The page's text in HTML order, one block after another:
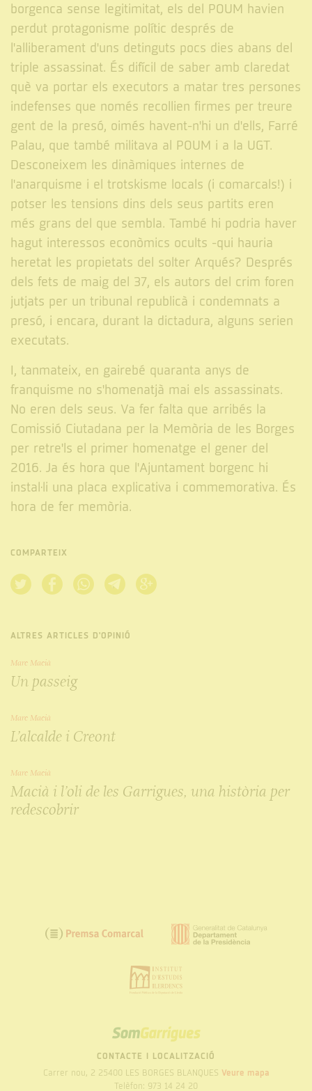
borgenca sense legitimitat, els del POUM havien
perdut protagonisme polític després de
l'alliberament d'uns detinguts pocs dies abans del
triple assassinat. És difícil de saber amb claredat
què va portar els executors a matar tres persones
indefenses que només recollien firmes per treure
gent de la presó, oimés havent-n'hi un d'ells, Farré
Palau, que també militava al POUM i a la UGT.
Desconeixem les dinàmiques internes de
l'anarquisme i el trotskisme locals (i comarcals!) i
potser les tensions dins dels seus partits eren
més grans del que sembla. També hi podria haver
hagut interessos econòmics ocults -qui hauria
heretat les propietats del solter Arqués? Després
dels fets de maig del 37, els autors del crim foren
jutjats per un tribunal republicà i condemnats a
presó, i encara, durant la dictadura, alguns serien
executats.
I, tanmateix, en gairebé quaranta anys de
franquisme no s'homenatjà mai els assassinats.
No eren dels seus. Va fer falta que arribés la
Comissió Ciutadana per la Memòria de les Borges
per retre'ls el primer homenatge el gener del
2016. Ja és hora que l'Ajuntament borgenc hi
instal·li una placa explicativa i commemorativa. És
hora de fer memòria.
COMPARTEIX
ALTRES ARTICLES D'OPINIÓ
Marc Macià
Un passeig
Marc Macià
L’alcalde i Creont
Marc Macià
Macià i l’oli de les Garrigues, una història per
redescobrir
SOM
GARRIGUES
CONTACTE I LOCALITZACIÓ
Carrer nou, 2 25400 LES BORGES BLANQUES Veure mapa
Telèfon: 973 14 24 20